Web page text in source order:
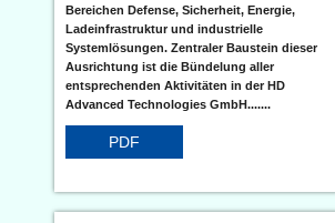
Bereichen Defense, Sicherheit, Energie,
Ladeinfrastruktur und industrielle
Systemlösungen. Zentraler Baustein dieser
Ausrichtung ist die Bündelung aller
entsprechenden Aktivitäten in der HD
Advanced Technologies GmbH.......
PDF